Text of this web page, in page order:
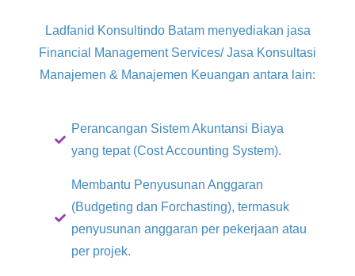
Ladfanid Konsultindo Batam menyediakan jasa
Financial Management Services/ Jasa Konsultasi
Manajemen & Manajemen Keuangan antara lain:
Perancangan Sistem Akuntansi Biaya
yang tepat (Cost Accounting System).
Membantu Penyusunan Anggaran
(Budgeting dan Forchasting), termasuk
penyusunan anggaran per pekerjaan atau
per projek.